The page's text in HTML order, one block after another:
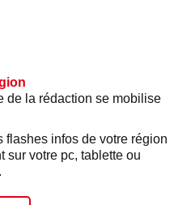
de la rédaction se mobilise
flashes infos de votre région
sur votre pc, tablette ou